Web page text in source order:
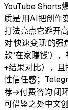
YouTube Shorts
质是‘用AI把创作
打法亮点它避开
对‘快速变现’的
款’‘在家赚钱’）
+结果对比），
性信任感；
荐→付费咨询’闭环
可借鉴之处中文